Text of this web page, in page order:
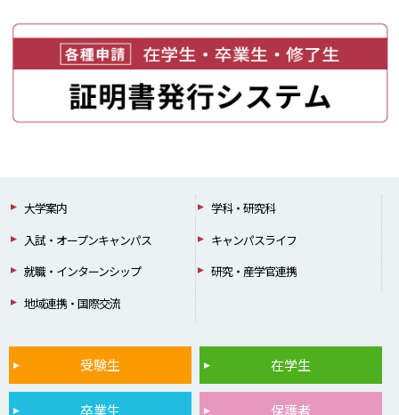
大学案内
学科・研究科
入試・オープンキャンパス
キャンパスライフ
就職・インターンシップ
研究・産学官連携
地域連携・国際交流
受験生 在学生
卒業生 保護者